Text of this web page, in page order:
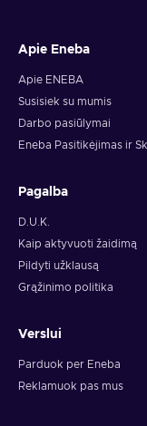
Apie Eneba
Apie ENEBA
Susisiek su mumis
Darbo pasiūlymai
Eneba Pasitikėjimas ir
Pagalba
D.U.K.
Kaip aktyvuoti žaidimą
Pildyti užklausą
Grąžinimo politika
Verslui
Parduok per Eneba
Reklamuok pas mus